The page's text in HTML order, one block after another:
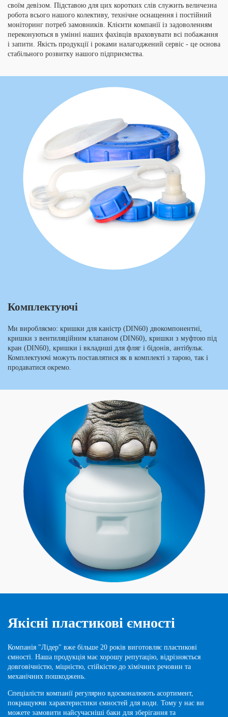
своїм девізом. Підставою для цих коротких слів служить величезна
робота всього нашого колективу, технічне оснащення і постійний
моніторинг потреб замовників. Клієнти компанії із задоволенням
переконуються в умінні наших фахівців враховувати всі побажання
і запити. Якість продукції і роками налагоджений сервіс - це основа
стабільного розвитку нашого підприємства.
Комплектуючі
Ми виробляємо: кришки для каністр (DIN60) двокомпонентні,
кришки з вентиляційним клапаном (DIN60), кришки з муфтою під
кран (DIN60), кришки і вкладиші для фляг і бідонів, антібульк.
Комплектуючі можуть поставлятися як в комплекті з тарою, так і
продаватися окремо.
Якісні пластикові ємності
Компанія "Лідер" вже більше 20 років виготовляє пластикові
ємності. Наша продукція має хорошу репутацію, відрізняється
довговічністю, міцністю, стійкістю до хімічних речовин та
механічних пошкоджень.
Спеціалісти компанії регулярно вдосконалюють асортимент,
покращуючи характеристики ємностей для води. Тому у нас ви
можете замовити найсучасніші баки для зберігання та